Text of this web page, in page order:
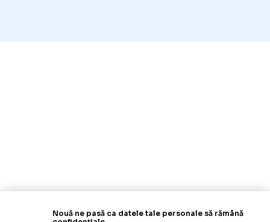
Nouă ne pasă ca datele tale personale să rămână